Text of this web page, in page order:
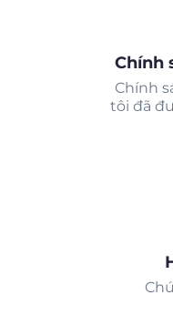
Chính
Chính
tôi đã